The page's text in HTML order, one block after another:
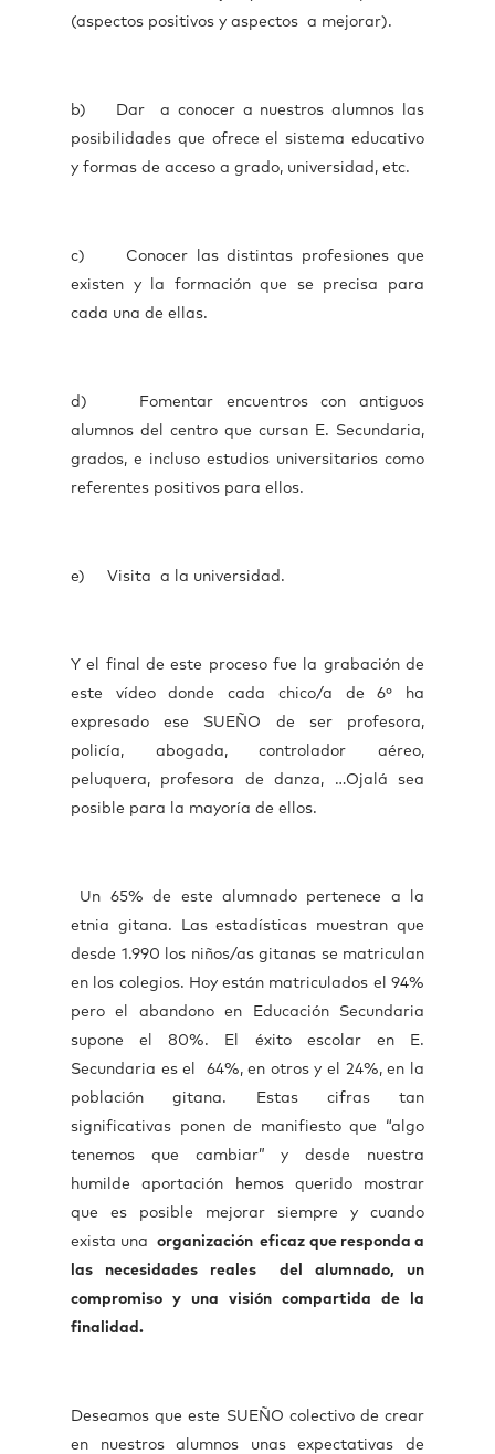
(aspectos positivos y aspectos a mejorar).
b) Dar a conocer a nuestros alumnos las
posibilidades que ofrece el sistema educativo
y formas de acceso a grado, universidad, etc.
c) Conocer las distintas profesiones que
existen y la formación que se precisa para
cada una de ellas.
d) Fomentar encuentros con antiguos
alumnos del centro que cursan E. Secundaria,
grados, e incluso estudios universitarios como
referentes positivos para ellos.
e) Visita a la universidad.
Y el final de este proceso fue la grabación de
este vídeo donde cada chico/a de 6º ha
expresado ese SUEÑO de ser profesora,
policía, abogada, controlador aéreo,
peluquera, profesora de danza, …Ojalá sea
posible para la mayoría de ellos.
Un 65% de este alumnado pertenece a la
etnia gitana. Las estadísticas muestran que
desde 1.990 los niños/as gitanas se matriculan
en los colegios. Hoy están matriculados el 94%
pero el abandono en Educación Secundaria
supone el 80%. El éxito escolar en E.
Secundaria es el 64%, en otros y el 24%, en la
población gitana. Estas cifras tan
significativas ponen de manifiesto que “algo
tenemos que cambiar” y desde nuestra
humilde aportación hemos querido mostrar
que es posible mejorar siempre y cuando
exista una
organización eficaz que responda a
las necesidades reales del alumnado, un
compromiso y una visión compartida de la
finalidad.
Deseamos que este SUEÑO colectivo de crear
en nuestros alumnos unas expectativas de